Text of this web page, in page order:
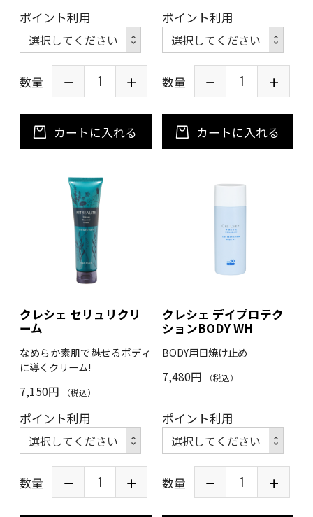
ポイント利用
数量
カートに入れる
ポイント利用
数量
カートに入れる
クレシェ セリュリクリ
ーム
なめらか素肌で魅せるボディ
に導くクリーム!
7,150円 （税込）
ポイント利用
数量
クレシェ デイプロテク
ションBODY WH
BODY用日焼け止め
7,480円 （税込）
ポイント利用
数量